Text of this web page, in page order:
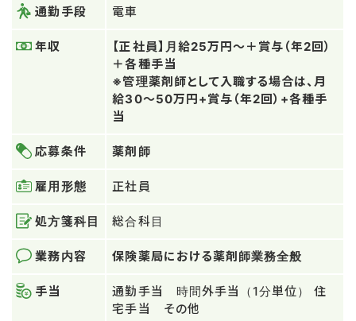
通勤手段 電車
年収
【正社員】月給25万円～＋賞与（年2回）
＋各種手当
※管理薬剤師として入職する場合は、月
給30～50万円+賞与（年2回）+各種手
当
応募条件 薬剤師
雇用形態 正社員
処方箋科目 総合科目
業務内容 保険薬局における薬剤師業務全般
手当
通勤手当 時間外手当（1分単位） 住
宅手当 その他